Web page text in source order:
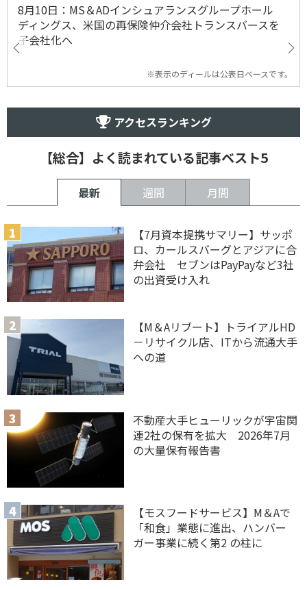
8月10日：MS＆ADインシュアランスグループホール
ディングス、米国の再保険仲介会社トランスバースを
子会社化へ
※表示のディールは公表日ベースです。
アクセスランキング
【総合】よく読まれている記事ベスト5
最新 週間 月間
【7月資本提携サマリー】サッポ
ロ、カールスバーグとアジアに合
弁会社 セブンはPayPayなど3社
の出資受け入れ
【M＆Aリブート】トライアルHD
－リサイクル店、ITから流通大手
への道
不動産大手ヒューリックが宇宙関
連2社の保有を拡大 2026年7月
の大量保有報告書
【モスフードサービス】M＆Aで
「和食」業態に進出、ハンバー
ガー事業に続く第2 の柱に